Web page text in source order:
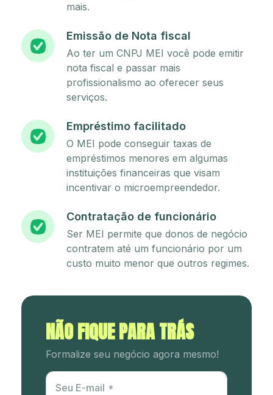
mais.
Emissão de Nota fiscal
Ao ter um CNPJ MEI você pode emitir
nota fiscal e passar mais
profissionalismo ao oferecer seus
serviços.
Empréstimo facilitado
O MEI pode conseguir taxas de
empréstimos menores em algumas
instituições financeiras que visam
incentivar o microempreendedor.
Contratação de funcionário
Ser MEI permite que donos de negócio
contratem até um funcionário por um
custo muito menor que outros regimes.
NÃO FIQUE PARA TRÁS
Formalize seu negócio agora mesmo!
Utm Content
Seu E-mail